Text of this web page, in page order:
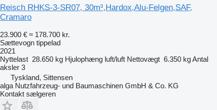
Reisch RHKS-3-SR07, 30m³,Hardox,Alu-Felgen,SAF,
Cramaro
23.900 € ≈ 178.700 kr.
Sættevogn tippelad
2021
Nyttelast 28.650 kg Hjulophæng luft/luft Nettovægt 6.350 kgAntal
aksler 3
Tyskland, Sittensen
alga Nutzfahrzeug- und Baumaschinen GmbH & Co. KG
Kontakt sælgeren